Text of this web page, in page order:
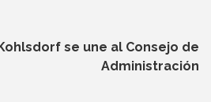
se une al Consejo de
Administración